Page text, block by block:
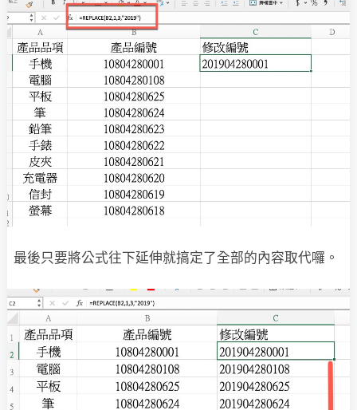
最後只要將公式往下延伸就搞定了全部的內容取代囉。